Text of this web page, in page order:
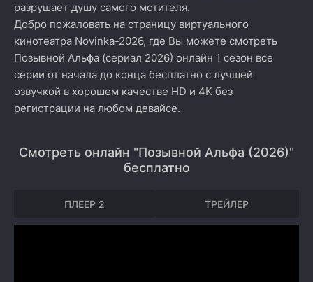
разрушает душу самого мстителя.
Добро пожаловать на страницу виртуального
кинотеатра Novinka-2026, где Вы можете смотреть
Позывной Альфа (сериал 2026) онлайн 1 сезон все
серии от начала до конца бесплатно с лучшей
озвучкой в хорошем качестве HD и 4K без
регистрации на любом девайсе.
Смотреть онлайн "Позывной Альфа (2026)"
бесплатно
ПЛЕЕР 2 ТРЕЙЛЕР